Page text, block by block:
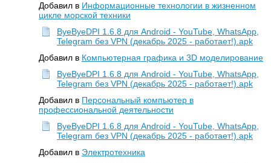
Добавил в Информационные технологии в жизненном
цикле морской техники
ByeByeDPI 1.6.8 для Android - YouTube, WhatsApp,
Telegram без VPN (декабрь 2025 - работает!).apk
Добавил в Компьютерная графика и 3D моделирование
ByeByeDPI 1.6.8 для Android - YouTube, WhatsApp,
Telegram без VPN (декабрь 2025 - работает!).apk
Добавил в Персональный компьютер в
профессиональной деятельности
ByeByeDPI 1.6.8 для Android - YouTube, WhatsApp,
Telegram без VPN (декабрь 2025 - работает!).apk
Добавил в Электротехника